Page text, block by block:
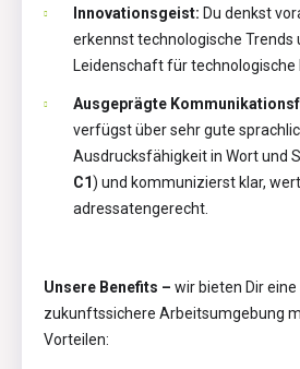
Innovationsgeist: Du denkst
erkennst technologische Trends
Leidenschaft für technologische
Ausgeprägte
verfügst über sehr gute
Ausdrucksfähigkeit in Wort und
C1) und kommunizierst klar,
adressatengerecht.
Unsere Benefits – wir bieten Dir
zukunftssichere Arbeitsumgebung
Vorteilen: